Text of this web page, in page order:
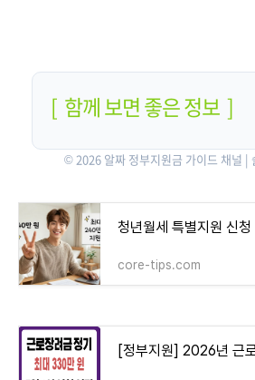
[ 함께 보면 좋은 정보 ]
© 2026 알짜 정부지원금 가이드 채널 |
core-tips.com